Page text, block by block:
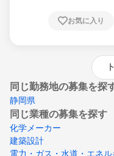
崎県、熊本県、大分県、宮崎県、
お気に入り
同じ勤務地の募集を探
静岡県
同じ業種の募集を探す
化学メーカー
建築設計
電力・ガス・水道・エネル